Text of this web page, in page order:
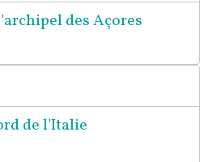
des Açores
de l'Italie